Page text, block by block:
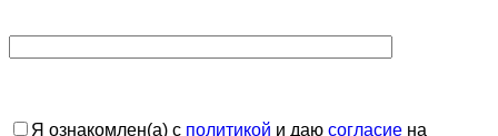
Я ознакомлен(а) с политикой и даю согласие на